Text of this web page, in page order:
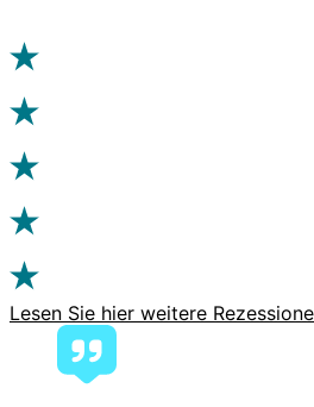
Lesen Sie hier weitere